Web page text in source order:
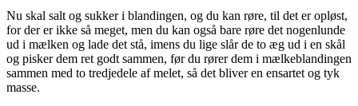
Nu skal salt og sukker i blandingen, og du kan røre, til det er opløst,
for der er ikke så meget, men du kan også bare røre det nogenlunde
ud i mælken og lade det stå, imens du lige slår de to æg ud i en skål
og pisker dem ret godt sammen, før du rører dem i mælkeblandingen
sammen med to tredjedele af melet, så det bliver en ensartet og tyk
masse.